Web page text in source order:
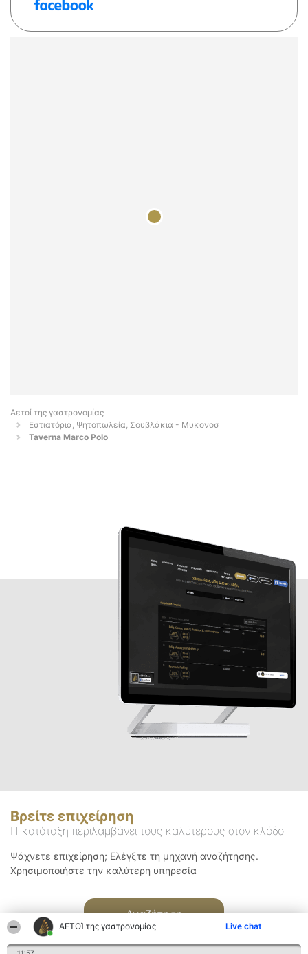
ΑΕΤΟΊ της γαστρονομίας Live chat
Αετοί της γαστρονομίας
Εστιατόρια, Ψητοπωλεία, Σουβλάκια - Μυκονοσ
Taverna Marco Polo
Βρείτε επιχείρηση
Η κατάταξη περιλαμβάνει τους καλύτερους στον κλάδο
Ψάχνετε επιχείρηση; Ελέγξτε τη μηχανή αναζήτησης.
Χρησιμοποιήστε την καλύτερη υπηρεσία
Αναζήτηση